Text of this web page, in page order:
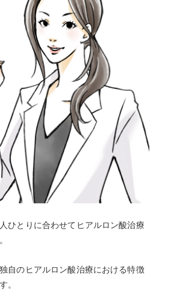
ひとりに合わせてヒアルロン酸治療
自のヒアルロン酸治療における特徴
。